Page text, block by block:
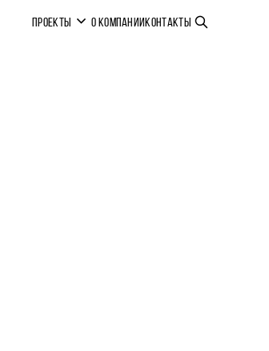
ПРОЕКТЫ О КОМПАНИИКОНТАКТЫ